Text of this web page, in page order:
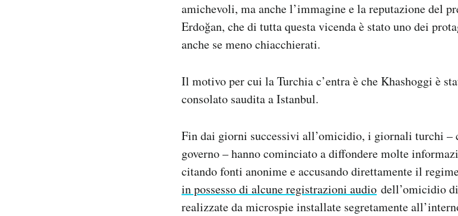
amichevoli, ma anche l’immagine e la reputazione del
Erdoğan, che di tutta questa vicenda è stato uno dei
anche se meno chiacchierati.
Il motivo per cui la Turchia c’entra è che Khashoggi è
consolato saudita a Istanbul.
Fin dai giorni successivi all’omicidio, i giornali turchi –
governo – hanno cominciato a diffondere molte
citando fonti anonime e accusando direttamente il
in possesso di alcune registrazioni audio dell’omicidio
realizzate da microspie installate segretamente